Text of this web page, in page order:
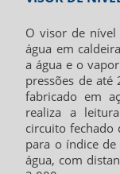
O visor de
água em
a água e o
pressões de até
fabricado em
realiza a
circuito fechado
para o índice
água, com